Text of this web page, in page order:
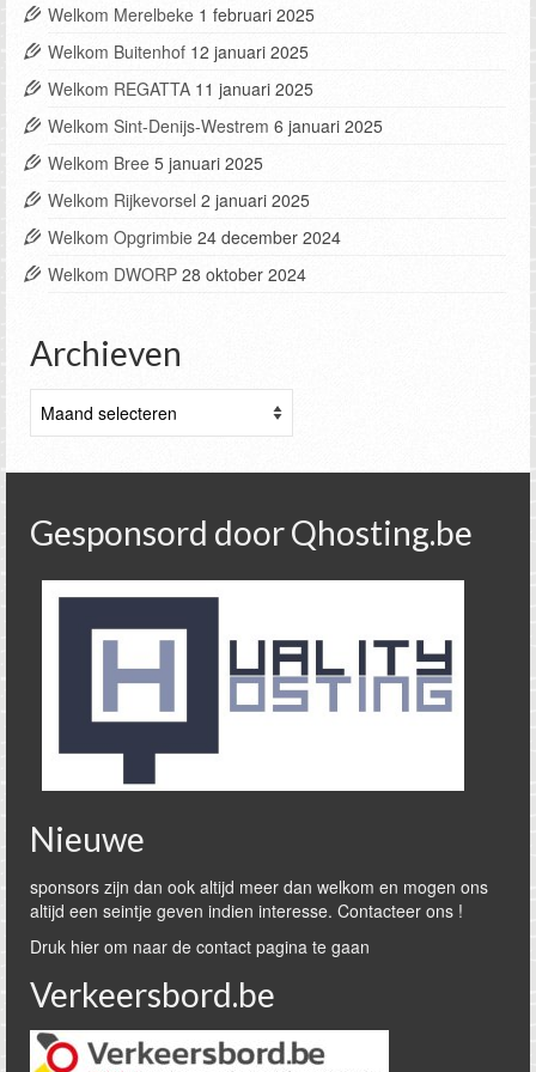
Welkom Merelbeke 1 februari 2025
Welkom Buitenhof 12 januari 2025
Welkom REGATTA 11 januari 2025
Welkom Sint-Denijs-Westrem 6 januari 2025
Welkom Bree 5 januari 2025
Welkom Rijkevorsel 2 januari 2025
Welkom Opgrimbie 24 december 2024
Welkom DWORP 28 oktober 2024
Archieven
Gesponsord door Qhosting.be
Nieuwe
sponsors zijn dan ook altijd meer dan welkom en mogen ons
altijd een seintje geven indien interesse. Contacteer ons !
Druk hier om naar de contact pagina te gaan
Verkeersbord.be